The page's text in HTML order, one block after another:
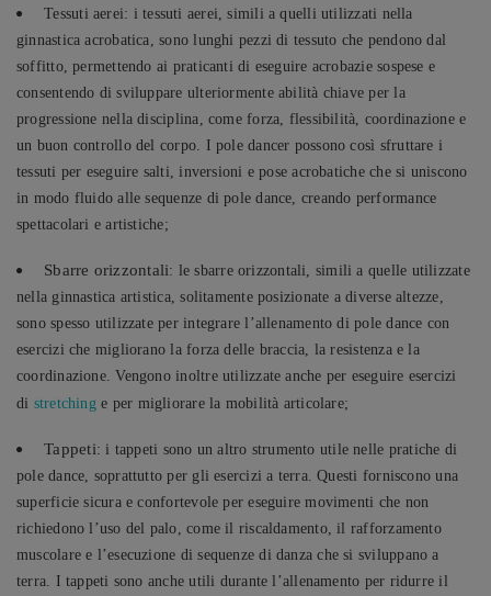
Tessuti aerei: i tessuti aerei, simili a quelli utilizzati nella
ginnastica acrobatica, sono lunghi pezzi di tessuto che pendono dal
soffitto, permettendo ai praticanti di eseguire acrobazie sospese e
consentendo di sviluppare ulteriormente abilità chiave per la
progressione nella disciplina, come forza, flessibilità, coordinazione e
un buon controllo del corpo. I pole dancer possono così sfruttare i
tessuti per eseguire salti, inversioni e pose acrobatiche che si uniscono
in modo fluido alle sequenze di pole dance, creando performance
spettacolari e artistiche;
Sbarre orizzontali: le sbarre orizzontali, simili a quelle utilizzate
nella ginnastica artistica, solitamente posizionate a diverse altezze,
sono spesso utilizzate per integrare l’allenamento di pole dance con
esercizi che migliorano la forza delle braccia, la resistenza e la
coordinazione. Vengono inoltre utilizzate anche per eseguire esercizi
di stretchinge per migliorare la mobilità articolare;
Tappeti: i tappeti sono un altro strumento utile nelle pratiche di
pole dance, soprattutto per gli esercizi a terra. Questi forniscono una
superficie sicura e confortevole per eseguire movimenti che non
richiedono l’uso del palo, come il riscaldamento, il rafforzamento
muscolare e l’esecuzione di sequenze di danza che si sviluppano a
terra. I tappeti sono anche utili durante l’allenamento per ridurre il